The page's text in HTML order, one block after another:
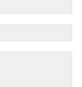
자
우
사
이